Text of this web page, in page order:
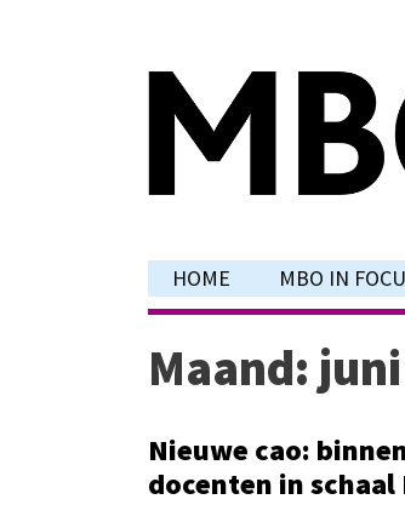
HOME MBO IN
Maand:
Nieuwe cao:
docenten in schaal